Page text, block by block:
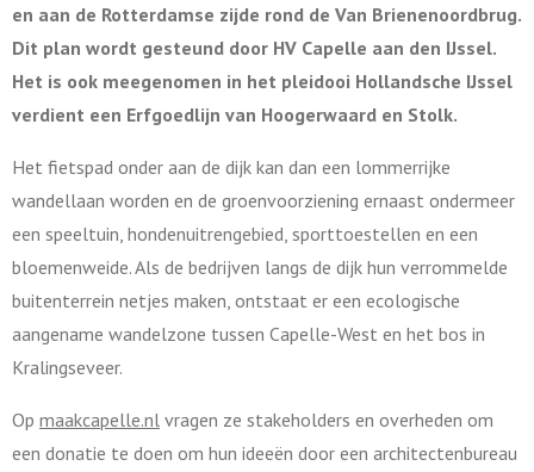
en aan de Rotterdamse zijde rond de Van Brienenoordbrug.
Dit plan wordt gesteund door HV Capelle aan den IJssel.
Het is ook meegenomen in het pleidooi Hollandsche IJssel
verdient een Erfgoedlijn van Hoogerwaard en Stolk.
Het fietspad onder aan de dijk kan dan een lommerrijke
wandellaan worden en de groenvoorziening ernaast ondermeer
een speeltuin, hondenuitrengebied, sporttoestellen en een
bloemenweide.Als de bedrijven langs de dijk hun verrommelde
buitenterrein netjes maken, ontstaat er een ecologische
aangename wandelzone tussen Capelle-West en het bos in
Kralingseveer.
Op maakcapelle.nl vragen ze stakeholders en overheden om
een donatie te doen om hun ideeën door een architectenbureau